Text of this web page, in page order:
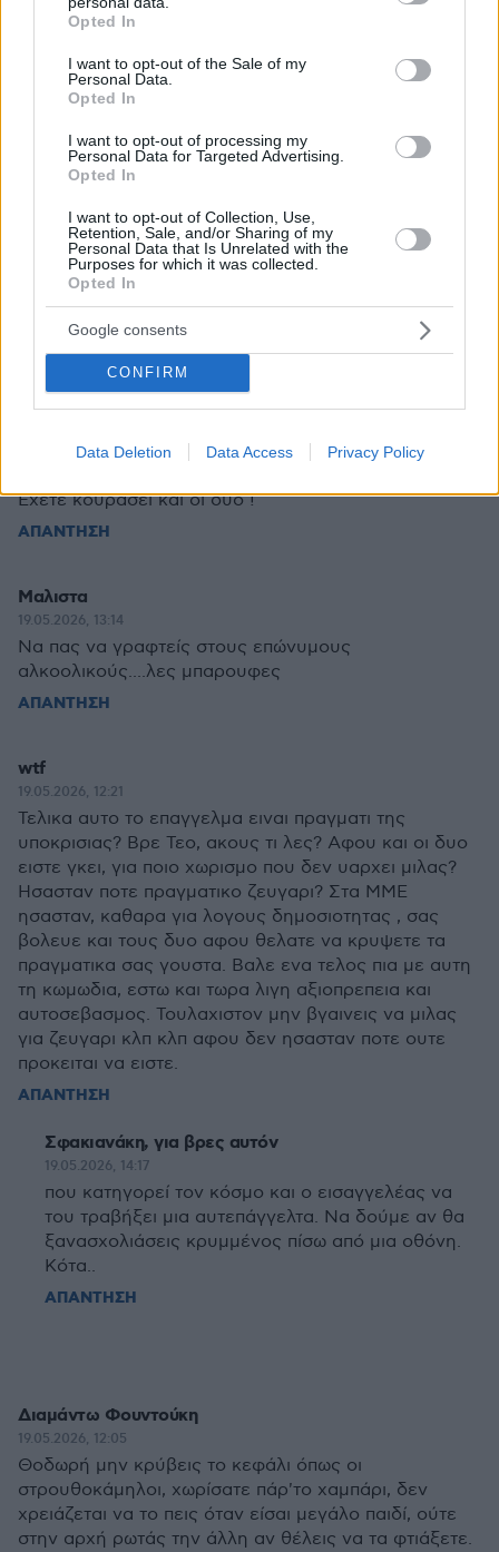
grant or deny consent to Google and its third-party tags to
use your data for below specified purposes in below Google
consent section.
Opted In
I want to opt-out of the Sale of my
Personal Data.
Opted In
I want to opt-out of processing my
Personal Data for Targeted Advertising.
Opted In
I want to opt-out of Collection, Use,
Retention, Sale, and/or Sharing of my
Personal Data that Is Unrelated with the
Purposes for which it was collected.
Opted In
Google consents
CONFIRM
Data Deletion Data Access Privacy Policy
τον κερατωσε μέ γυναικα;
ΑΠΑΝΤΗΣΗ
wtf
19.05.2026, 17:00
μονο με γυναικες φιλε μου παει αυτη. οπως και ο
αλλος μονο με αντρες. ολα τα υπολοιπα ειναι
σταχτη στα ματια για την ατιμη την κενωνια που
σαν γκει πρεπει να παιζεις το ρολο του στρειτ!
ΑΠΑΝΤΗΣΗ
Έχετε κουράσει και οι δύο !
ΑΠΑΝΤΗΣΗ
Μαλιστα
19.05.2026, 13:14
Να πας να γραφτείς στους επώνυμους
αλκοολικούς....λες μπαρουφες
ΑΠΑΝΤΗΣΗ
wtf
19.05.2026, 12:21
Τελικα αυτο το επαγγελμα ειναι πραγματι της
υποκρισιας? Βρε Τεο, ακους τι λες? Αφου και οι δυο
ειστε γκει, για ποιο χωρισμο που δεν υαρχει μιλας?
Ησασταν ποτε πραγματικο ζευγαρι? Στα ΜΜΕ
ησασταν, καθαρα για λογους δημοσιοτητας , σας
βολευε και τους δυο αφου θελατε να κρυψετε τα
πραγματικα σας γουστα. Βαλε ενα τελος πια με αυτη
τη κωμωδια, εστω και τωρα λιγη αξιοπρεπεια και
αυτοσεβασμος. Τουλαχιστον μην βγαινεις να μιλας
για ζευγαρι κλπ κλπ αφου δεν ησασταν ποτε ουτε
προκειται να ειστε.
ΑΠΑΝΤΗΣΗ
Σφακιανάκη, για βρες αυτόν
19.05.2026, 14:17
που κατηγορεί τον κόσμο και ο εισαγγελέας να
του τραβήξει μια αυτεπάγγελτα. Να δούμε αν θα
ξανασχολιάσεις κρυμμένος πίσω από μια οθόνη.
Κότα..
ΑΠΑΝΤΗΣΗ
Διαμάντω Φουντούκη
19.05.2026, 12:05
Θοδωρή μην κρύβεις το κεφάλι όπως οι
στρουθοκάμηλοι, χωρίσατε πάρ'το χαμπάρι, δεν
χρειάζεται να το πεις όταν είσαι μεγάλο παιδί, ούτε
στην αρχή ρωτάς την άλλη αν θέλεις να τα φτιάξετε.